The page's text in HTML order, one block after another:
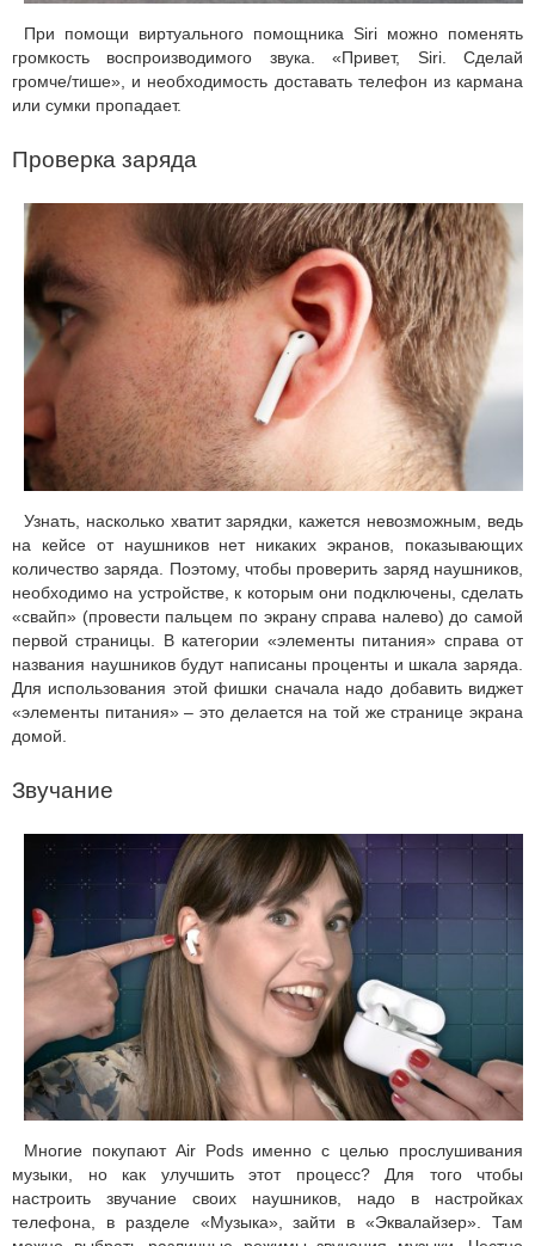
При помощи виртуального помощника Siri можно поменять
громкость воспроизводимого звука. «Привет, Siri. Сделай
громче/тише», и необходимость доставать телефон из кармана
или сумки пропадает.
Проверка заряда
Узнать, насколько хватит зарядки, кажется невозможным, ведь
на кейсе от наушников нет никаких экранов, показывающих
количество заряда. Поэтому, чтобы проверить заряд наушников,
необходимо на устройстве, к которым они подключены, сделать
«свайп» (провести пальцем по экрану справа налево) до самой
первой страницы. В категории «элементы питания» справа от
названия наушников будут написаны проценты и шкала заряда.
Для использования этой фишки сначала надо добавить виджет
«элементы питания» – это делается на той же странице экрана
домой.
Звучание
Многие покупают Air Pods именно с целью прослушивания
музыки, но как улучшить этот процесс? Для того чтобы
настроить звучание своих наушников, надо в настройках
телефона, в разделе «Музыка», зайти в «Эквалайзер». Там